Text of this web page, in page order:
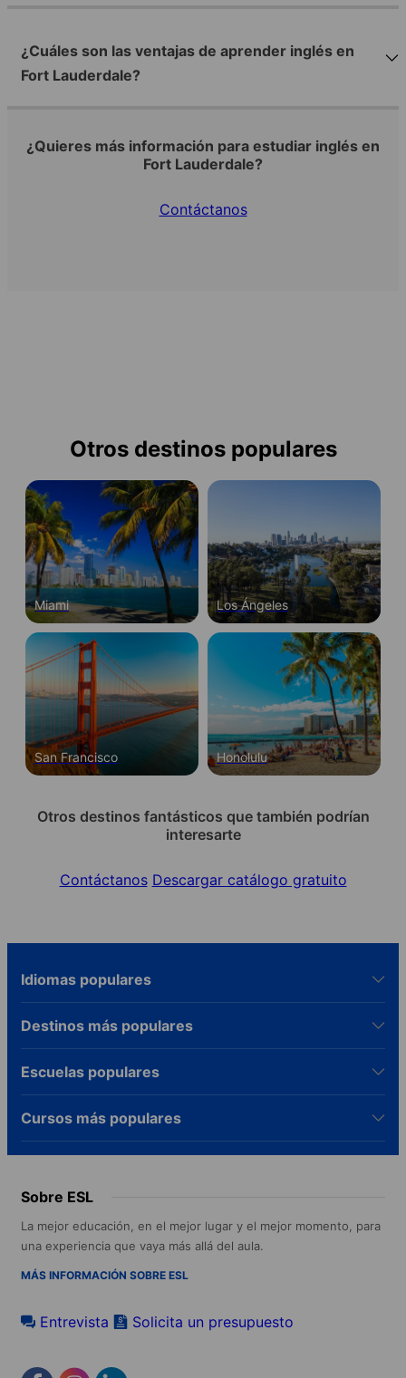
¿Cuáles son las ventajas de aprender inglés en
Fort Lauderdale?
¿Quieres más información para estudiar inglés en
Fort Lauderdale?
Contáctanos
Otros destinos populares
Miami Los Ángeles
San Francisco Honolulu
Otros destinos fantásticos que también podrían
interesarte
Contáctanos Descargar catálogo gratuito
Idiomas populares
Destinos más populares
Escuelas populares
Cursos más populares
Sobre ESL
La mejor educación, en el mejor lugar y el mejor momento, para
una experiencia que vaya más allá del aula.
MÁS INFORMACIÓN SOBRE ESL
Entrevista Solicita un presupuesto